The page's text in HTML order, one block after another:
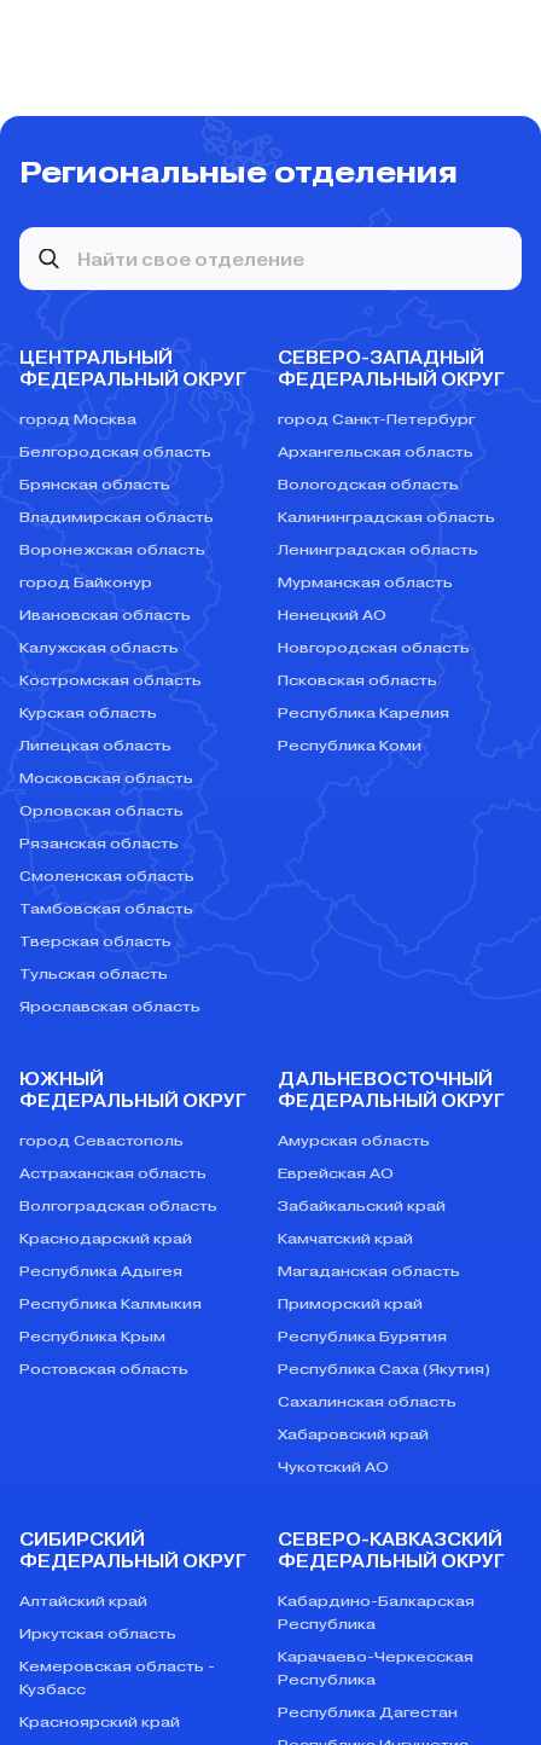
Региональные отделения
ЦЕНТРАЛЬНЫЙ
ФЕДЕРАЛЬНЫЙ ОКРУГ
город Москва
Белгородская область
Брянская область
Владимирская область
Воронежская область
город Байконур
Ивановская область
Калужская область
Костромская область
Курская область
Липецкая область
Московская область
Орловская область
Рязанская область
Смоленская область
Тамбовская область
Тверская область
Тульская область
Ярославская область
СЕВЕРО-ЗАПАДНЫЙ
ФЕДЕРАЛЬНЫЙ ОКРУГ
город Санкт-Петербург
Архангельская область
Вологодская область
Калининградская область
Ленинградская область
Мурманская область
Ненецкий АО
Новгородская область
Псковская область
Республика Карелия
Республика Коми
ЮЖНЫЙ
ФЕДЕРАЛЬНЫЙ ОКРУГ
город Севастополь
Астраханская область
Волгоградская область
Краснодарский край
Республика Адыгея
Республика Калмыкия
Республика Крым
Ростовская область
ДАЛЬНЕВОСТОЧНЫЙ
ФЕДЕРАЛЬНЫЙ ОКРУГ
Амурская область
Еврейская АО
Забайкальский край
Камчатский край
Магаданская область
Приморский край
Республика Бурятия
Республика Саха (Якутия)
Сахалинская область
Хабаровский край
Чукотский АО
СИБИРСКИЙ
ФЕДЕРАЛЬНЫЙ ОКРУГ
Алтайский край
Иркутская область
Кемеровская область -
Кузбасс
Красноярский край
СЕВЕРО-КАВКАЗСКИЙ
ФЕДЕРАЛЬНЫЙ ОКРУГ
Кабардино-Балкарская
Республика
Карачаево-Черкесская
Республика
Республика Дагестан